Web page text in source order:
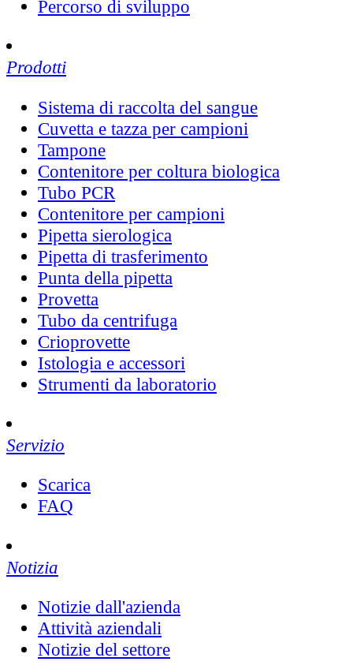
Percorso di sviluppo
Prodotti
Sistema di raccolta del sangue
Cuvetta e tazza per campioni
Tampone
Contenitore per coltura biologica
Tubo PCR
Contenitore per campioni
Pipetta sierologica
Pipetta di trasferimento
Punta della pipetta
Provetta
Tubo da centrifuga
Crioprovette
Istologia e accessori
Strumenti da laboratorio
Servizio
Scarica
FAQ
Notizia
Notizie dall'azienda
Attività aziendali
Notizie del settore